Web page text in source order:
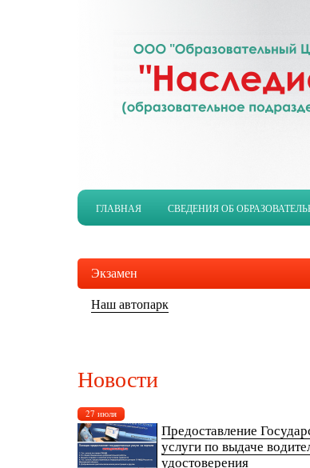
ГЛАВНАЯ СВЕДЕНИЯ ОБ
Экзамен
Наш автопарк
Новости
27 июля
Предоставление
услуги по выдаче
удостоверения